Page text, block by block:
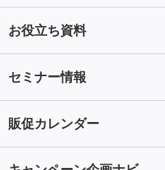
お役立ち資料
セミナー情報
販促カレンダー